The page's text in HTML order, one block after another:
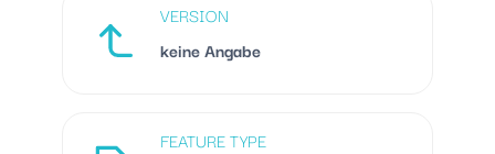
VERSION
keine Angabe
FEATURE TYPE